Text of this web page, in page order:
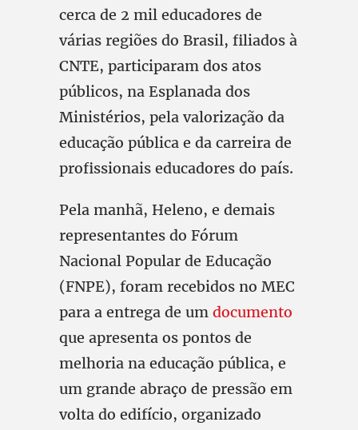
cerca de 2 mil educadores de
várias regiões do Brasil, filiados à
CNTE, participaram dos atos
públicos, na Esplanada dos
Ministérios, pela valorização da
educação pública e da carreira de
profissionais educadores do país.
Pela manhã, Heleno, e demais
representantes do Fórum
Nacional Popular de Educação
(FNPE), foram recebidos no MEC
para a entrega de um documento
que apresenta os pontos de
melhoria na educação pública, e
um grande abraço de pressão em
volta do edifício, organizado